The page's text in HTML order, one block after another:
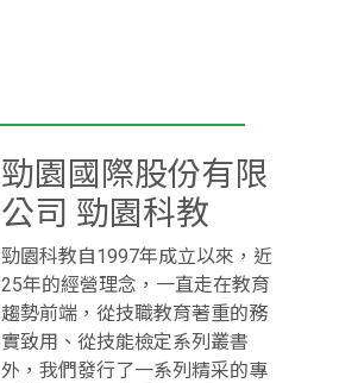
勁園國際股份有限
公司 勁園科教
勁園科教自1997年成立以來，近
25年的經營理念，一直走在教育
趨勢前端，從技職教育著重的務
實致用、從技能檢定系列叢書
外，我們發行了一系列精采的專